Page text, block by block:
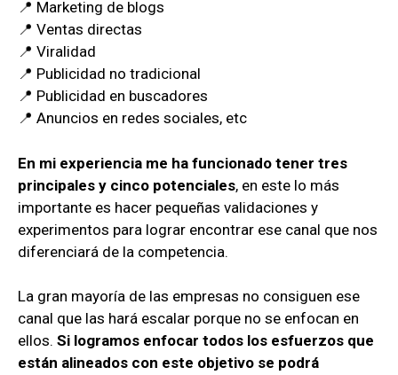
📍 Marketing de blogs
📍 Ventas directas
📍 Viralidad
📍 Publicidad no tradicional
📍 Publicidad en buscadores
📍 Anuncios en redes sociales, etc
En mi experiencia me ha funcionado tener tres
principales y cinco potenciales, en este lo más
importante es hacer pequeñas validaciones y
experimentos para lograr encontrar ese canal que nos
diferenciará de la competencia.
La gran mayoría de las empresas no consiguen ese
canal que las hará escalar porque no se enfocan en
ellos. Si logramos enfocar todos los esfuerzos que
están alineados con este objetivo se podrá